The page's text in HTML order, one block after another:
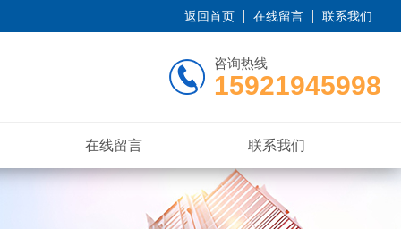
返回首页 在线留言 联系我们
咨询热线
15921945998
在线留言 联系我们